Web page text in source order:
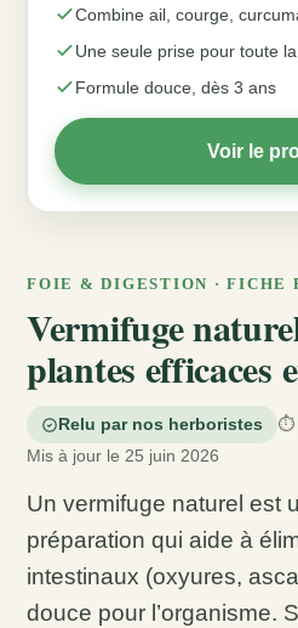
FOIE & DIGESTION · FICHE
Vermifuge
plantes efficaces
Relu par nos herboristes
⏱️
Mis à jour le 25 juin 2026
Un vermifuge naturel est
préparation qui aide à
intestinaux (oxyures,
douce pour l’organisme.
Combine ail, courge,
Une seule prise pour toute
Formule douce, dès 3 ans
Voir le